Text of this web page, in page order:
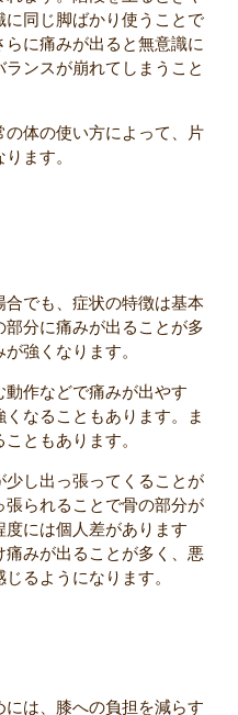
に同じ脚ばかり使うことで
に痛みが出ると無意識に
ンスが崩れてしまうこと
の体の使い方によって、片
ます。
合でも、症状の特徴は基本
分に痛みが出ることが多
強くなります。
作などで痛みが出やす
なることもあります。ま
ともあります。
し出っ張ってくることが
られることで骨の部分が
には個人差があります
みが出ることが多く、悪
るようになります。
は、膝への負担を減らす